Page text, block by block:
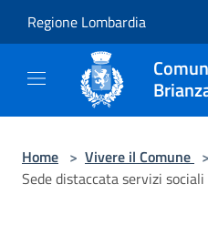
Regione Lombardia
Home > Vivere il Comune >
Sede distaccata servizi sociali